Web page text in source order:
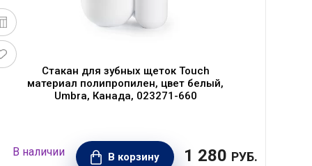
Стакан для зубных щеток Touch
материал полипропилен, цвет белый,
Umbra, Канада, 023271-660
В корзину 1 280 РУБ.